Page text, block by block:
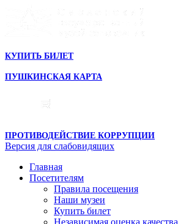
КУПИТЬ БИЛЕТ
ПУШКИНСКАЯ КАРТА
ПРОТИВОДЕЙСТВИЕ КОРРУПЦИИ
Версия для слабовидящих
Главная
Посетителям
Правила посещения
Наши музеи
Купить билет
Независимая оценка качества